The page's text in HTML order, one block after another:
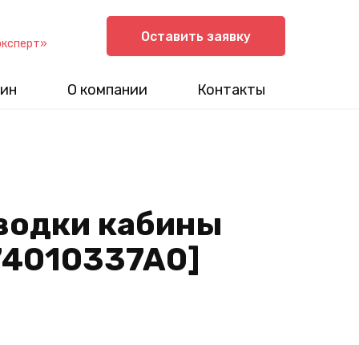
О компании Контакты
Оставить заявку
кабины